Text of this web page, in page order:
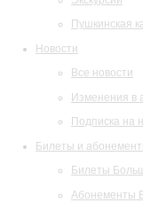
Пушкинская
Новости
Все новости
Изменения в
Подписка на
Билеты и
Билеты
Абонементы